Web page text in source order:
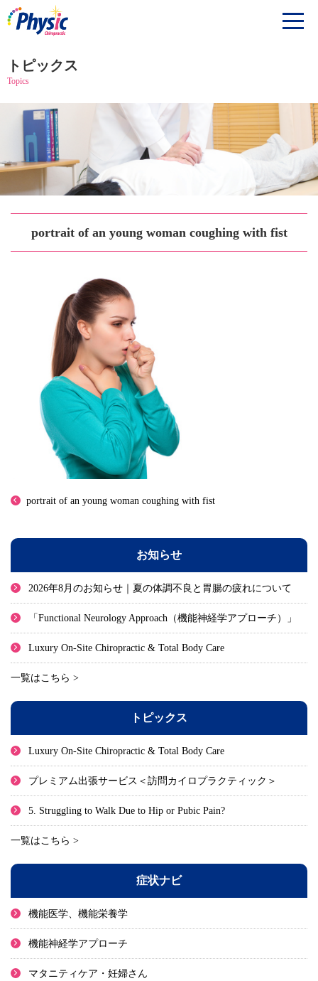
トピックス
Topics
portrait of an young woman coughing with fist
portrait of an young woman coughing with fist
お知らせ
2026年8月のお知らせ｜夏の体調不良と胃腸の疲れについて
「Functional Neurology Approach（機能神経学アプローチ）」
Luxury On-Site Chiropractic & Total Body Care
一覧はこちら >
トピックス
Luxury On-Site Chiropractic & Total Body Care
プレミアム出張サービス＜訪問カイロプラクティック＞
5. Struggling to Walk Due to Hip or Pubic Pain?
一覧はこちら >
症状ナビ
機能医学、機能栄養学
機能神経学アプローチ
マタニティケア・妊婦さん